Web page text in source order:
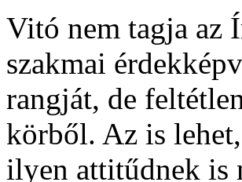
Vitó nem tagja az
szakmai
rangját, de
körből. Az is
ilyen attitűdnek is